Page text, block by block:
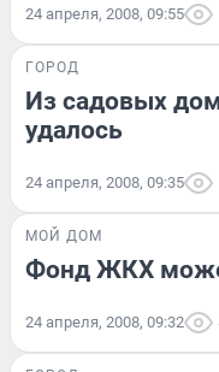
24 апреля, 2008, 09:55
ГОРОД
Из садовых
удалось
24 апреля, 2008, 09:35
МОЙ ДОМ
Фонд ЖКХ
24 апреля, 2008, 09:32